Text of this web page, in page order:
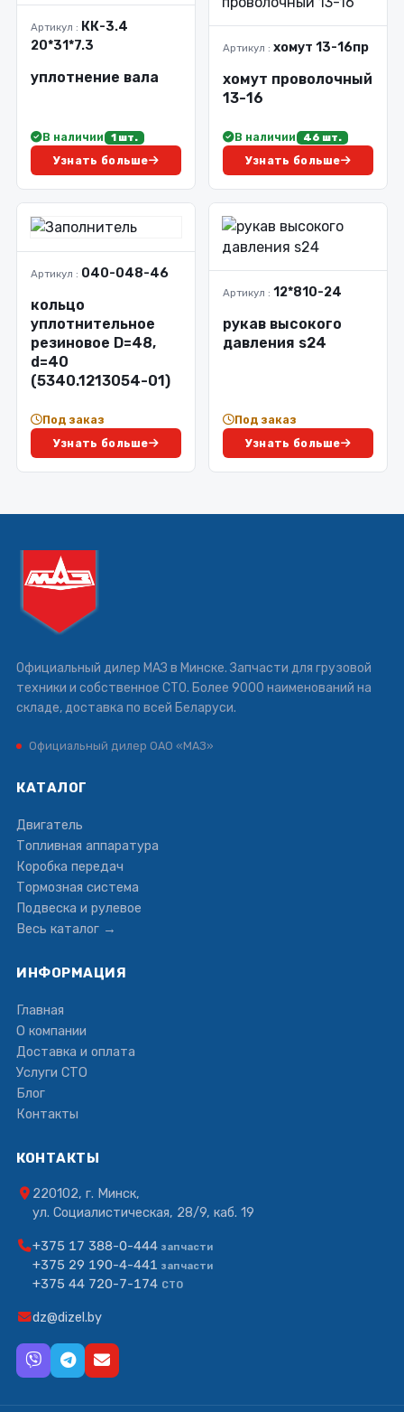
Артикул : КК-3.4
20*31*7.3
уплотнение вала
В наличии 1 шт.
Узнать больше
Артикул : хомут 13-16пр
хомут проволочный
13-16
В наличии 46 шт.
Узнать больше
Артикул : 040-048-46
кольцо
уплотнительное
резиновое D=48,
d=40
(5340.1213054-01)
Под заказ
Узнать больше
Артикул : 12*810-24
рукав высокого
давления s24
Под заказ
Узнать больше
Официальный дилер МАЗ в Минске. Запчасти для грузовой
техники и собственное СТО. Более 9000 наименований на
складе, доставка по всей Беларуси.
Официальный дилер ОАО «МАЗ»
КАТАЛОГ
Двигатель
Топливная аппаратура
Коробка передач
Тормозная система
Подвеска и рулевое
Весь каталог →
ИНФОРМАЦИЯ
Главная
О компании
Доставка и оплата
Услуги СТО
Блог
Контакты
КОНТАКТЫ
220102, г. Минск,
ул. Социалистическая, 28/9, каб. 19
+375 17 388-0-444 запчасти
+375 29 190-4-441 запчасти
+375 44 720-7-174 СТО
dz@dizel.by